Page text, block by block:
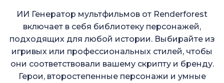
ИИ Генератор мультфильмов от Renderforest
включает в себя библиотеку персонажей,
подходящих для любой истории. Выбирайте из
игривых или профессиональных стилей, чтобы
они соответствовали вашему скрипту и бренду.
Герои, второстепенные персонажи и умные